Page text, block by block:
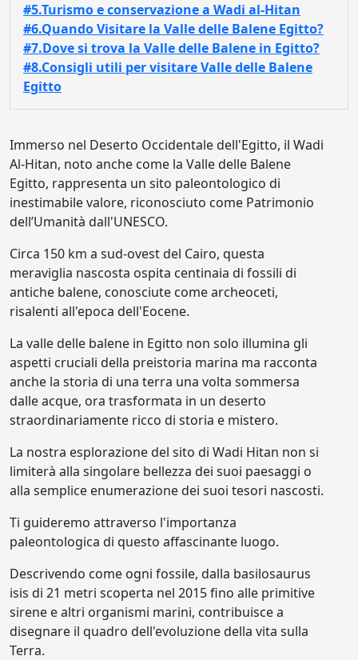
#5.Turismo e conservazione a Wadi al-Hitan
#6.Quando Visitare la Valle delle Balene Egitto?
#7.Dove si trova la Valle delle Balene in Egitto?
#8.Consigli utili per visitare Valle delle Balene
Egitto
Immerso nel Deserto Occidentale dell'Egitto, il Wadi
Al-Hitan, noto anche come la Valle delle Balene
Egitto, rappresenta un sito paleontologico di
inestimabile valore, riconosciuto come Patrimonio
dell’Umanità dall'UNESCO.
Circa 150 km a sud-ovest del Cairo, questa
meraviglia nascosta ospita centinaia di fossili di
antiche balene, conosciute come archeoceti,
risalenti all'epoca dell'Eocene.
La valle delle balene in Egitto non solo illumina gli
aspetti cruciali della preistoria marina ma racconta
anche la storia di una terra una volta sommersa
dalle acque, ora trasformata in un deserto
straordinariamente ricco di storia e mistero.
La nostra esplorazione del sito di Wadi Hitan non si
limiterà alla singolare bellezza dei suoi paesaggi o
alla semplice enumerazione dei suoi tesori nascosti.
Ti guideremo attraverso l'importanza
paleontologica di questo affascinante luogo.
Descrivendo come ogni fossile, dalla basilosaurus
isis di 21 metri scoperta nel 2015 fino alle primitive
sirene e altri organismi marini, contribuisce a
disegnare il quadro dell'evoluzione della vita sulla
Terra.